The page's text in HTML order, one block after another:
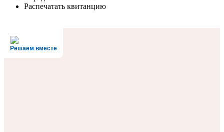
Распечатать квитанцию
Решаем вместе